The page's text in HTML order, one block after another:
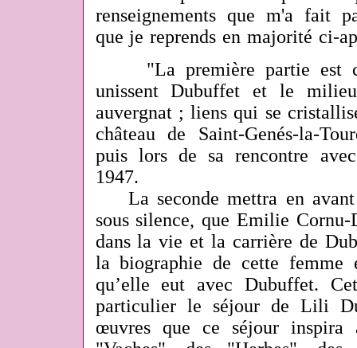
renseignements que m'a fait
que je reprends en majorité ci-
"La première partie est
unissent Dubuffet et le
auvergnat ; liens qui se
château de Saint-Genés-la-
puis lors de sa rencontre
1947.
La seconde mettra en avant
sous silence, que Emilie
dans la vie et la carrière de
la biographie de cette femme
qu’elle eut avec Dubuffet.
particulier le séjour de Lili
œuvres que ce séjour